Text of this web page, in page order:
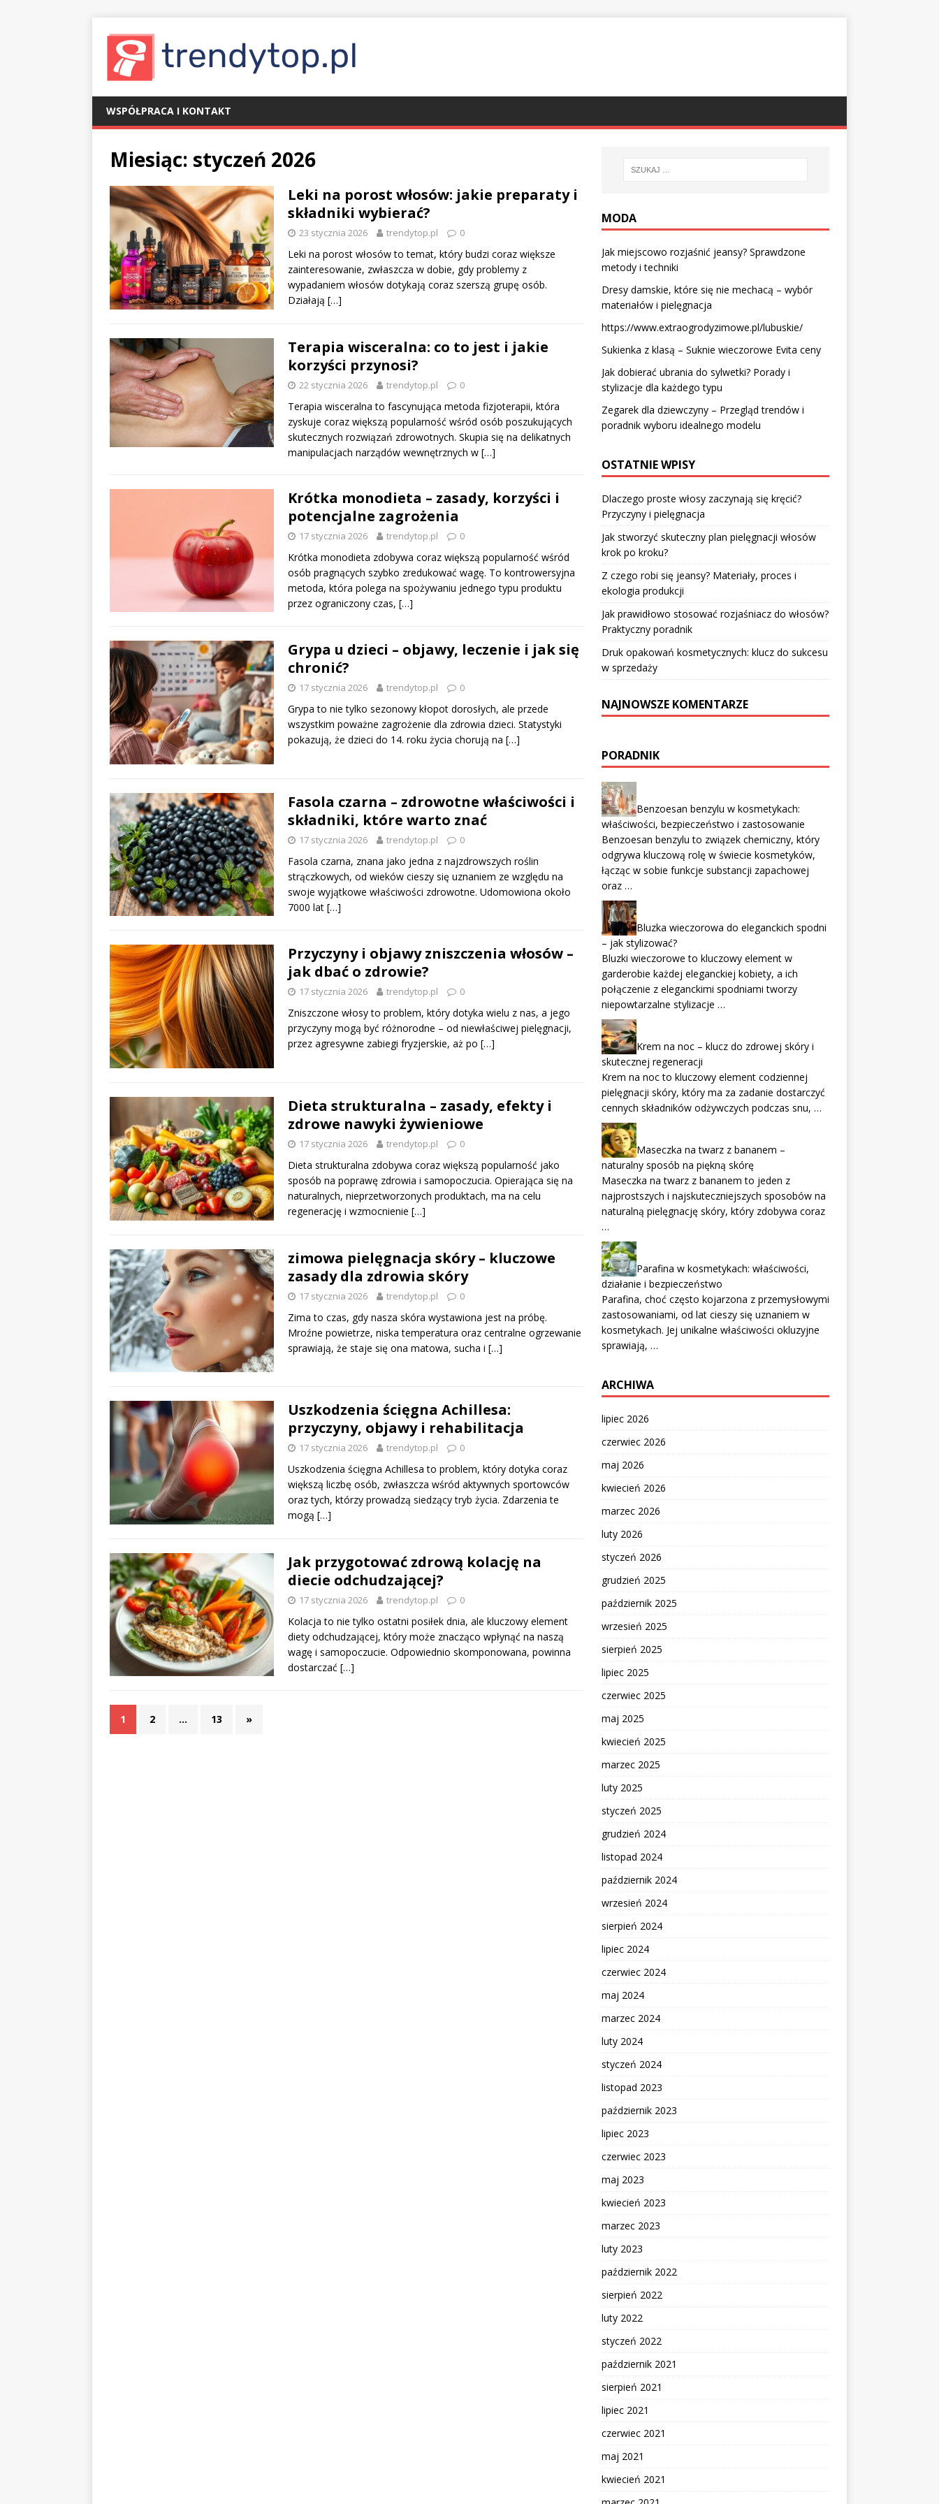
WSPÓŁPRACA I KONTAKT
Miesiąc: styczeń 2026
Leki na porost włosów: jakie preparaty i
składniki wybierać?
23 stycznia 2026 trendytop.pl 0
Leki na porost włosów to temat, który budzi coraz większe
zainteresowanie, zwłaszcza w dobie, gdy problemy z
wypadaniem włosów dotykają coraz szerszą grupę osób.
Działają […]
Terapia wisceralna: co to jest i jakie
korzyści przynosi?
22 stycznia 2026 trendytop.pl 0
Terapia wisceralna to fascynująca metoda fizjoterapii, która
zyskuje coraz większą popularność wśród osób poszukujących
skutecznych rozwiązań zdrowotnych. Skupia się na delikatnych
manipulacjach narządów wewnętrznych w […]
Krótka monodieta – zasady, korzyści i
potencjalne zagrożenia
17 stycznia 2026 trendytop.pl 0
Krótka monodieta zdobywa coraz większą popularność wśród
osób pragnących szybko zredukować wagę. To kontrowersyjna
metoda, która polega na spożywaniu jednego typu produktu
przez ograniczony czas, […]
Grypa u dzieci – objawy, leczenie i jak się
chronić?
17 stycznia 2026 trendytop.pl 0
Grypa to nie tylko sezonowy kłopot dorosłych, ale przede
wszystkim poważne zagrożenie dla zdrowia dzieci. Statystyki
pokazują, że dzieci do 14. roku życia chorują na […]
Fasola czarna – zdrowotne właściwości i
składniki, które warto znać
17 stycznia 2026 trendytop.pl 0
Fasola czarna, znana jako jedna z najzdrowszych roślin
strączkowych, od wieków cieszy się uznaniem ze względu na
swoje wyjątkowe właściwości zdrowotne. Udomowiona około
7000 lat […]
Przyczyny i objawy zniszczenia włosów –
jak dbać o zdrowie?
17 stycznia 2026 trendytop.pl 0
Zniszczone włosy to problem, który dotyka wielu z nas, a jego
przyczyny mogą być różnorodne – od niewłaściwej pielęgnacji,
przez agresywne zabiegi fryzjerskie, aż po […]
Dieta strukturalna – zasady, efekty i
zdrowe nawyki żywieniowe
17 stycznia 2026 trendytop.pl 0
Dieta strukturalna zdobywa coraz większą popularność jako
sposób na poprawę zdrowia i samopoczucia. Opierająca się na
naturalnych, nieprzetworzonych produktach, ma na celu
regenerację i wzmocnienie […]
zimowa pielęgnacja skóry – kluczowe
zasady dla zdrowia skóry
17 stycznia 2026 trendytop.pl 0
Zima to czas, gdy nasza skóra wystawiona jest na próbę.
Mroźne powietrze, niska temperatura oraz centralne ogrzewanie
sprawiają, że staje się ona matowa, sucha i […]
Uszkodzenia ścięgna Achillesa:
przyczyny, objawy i rehabilitacja
17 stycznia 2026 trendytop.pl 0
Uszkodzenia ścięgna Achillesa to problem, który dotyka coraz
większą liczbę osób, zwłaszcza wśród aktywnych sportowców
oraz tych, którzy prowadzą siedzący tryb życia. Zdarzenia te
mogą […]
Jak przygotować zdrową kolację na
diecie odchudzającej?
17 stycznia 2026 trendytop.pl 0
Kolacja to nie tylko ostatni posiłek dnia, ale kluczowy element
diety odchudzającej, który może znacząco wpłynąć na naszą
wagę i samopoczucie. Odpowiednio skomponowana, powinna
dostarczać […]
1 2 … 13 »
MODA
Jak miejscowo rozjaśnić jeansy? Sprawdzone
metody i techniki
Dresy damskie, które się nie mechacą – wybór
materiałów i pielęgnacja
https://www.extraogrodyzimowe.pl/lubuskie/
Sukienka z klasą – Suknie wieczorowe Evita ceny
Jak dobierać ubrania do sylwetki? Porady i
stylizacje dla każdego typu
Zegarek dla dziewczyny – Przegląd trendów i
poradnik wyboru idealnego modelu
OSTATNIE WPISY
Dlaczego proste włosy zaczynają się kręcić?
Przyczyny i pielęgnacja
Jak stworzyć skuteczny plan pielęgnacji włosów
krok po kroku?
Z czego robi się jeansy? Materiały, proces i
ekologia produkcji
Jak prawidłowo stosować rozjaśniacz do włosów?
Praktyczny poradnik
Druk opakowań kosmetycznych: klucz do sukcesu
w sprzedaży
NAJNOWSZE KOMENTARZE
PORADNIK
Benzoesan benzylu w kosmetykach:
właściwości, bezpieczeństwo i zastosowanie
Benzoesan benzylu to związek chemiczny, który
odgrywa kluczową rolę w świecie kosmetyków,
łącząc w sobie funkcje substancji zapachowej
oraz …
Bluzka wieczorowa do eleganckich spodni
– jak stylizować?
Bluzki wieczorowe to kluczowy element w
garderobie każdej eleganckiej kobiety, a ich
połączenie z eleganckimi spodniami tworzy
niepowtarzalne stylizacje …
Krem na noc – klucz do zdrowej skóry i
skutecznej regeneracji
Krem na noc to kluczowy element codziennej
pielęgnacji skóry, który ma za zadanie dostarczyć
cennych składników odżywczych podczas snu, …
Maseczka na twarz z bananem –
naturalny sposób na piękną skórę
Maseczka na twarz z bananem to jeden z
najprostszych i najskuteczniejszych sposobów na
naturalną pielęgnację skóry, który zdobywa coraz
…
Parafina w kosmetykach: właściwości,
działanie i bezpieczeństwo
Parafina, choć często kojarzona z przemysłowymi
zastosowaniami, od lat cieszy się uznaniem w
kosmetykach. Jej unikalne właściwości okluzyjne
sprawiają, …
ARCHIWA
lipiec 2026
czerwiec 2026
maj 2026
kwiecień 2026
marzec 2026
luty 2026
styczeń 2026
grudzień 2025
październik 2025
wrzesień 2025
sierpień 2025
lipiec 2025
czerwiec 2025
maj 2025
kwiecień 2025
marzec 2025
luty 2025
styczeń 2025
grudzień 2024
listopad 2024
październik 2024
wrzesień 2024
sierpień 2024
lipiec 2024
czerwiec 2024
maj 2024
marzec 2024
luty 2024
styczeń 2024
listopad 2023
październik 2023
lipiec 2023
czerwiec 2023
maj 2023
kwiecień 2023
marzec 2023
luty 2023
październik 2022
sierpień 2022
luty 2022
styczeń 2022
październik 2021
sierpień 2021
lipiec 2021
czerwiec 2021
maj 2021
kwiecień 2021